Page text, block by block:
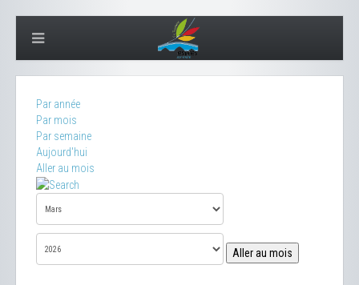
Par année
Par mois
Par semaine
Aujourd'hui
Aller au mois
Aller au mois